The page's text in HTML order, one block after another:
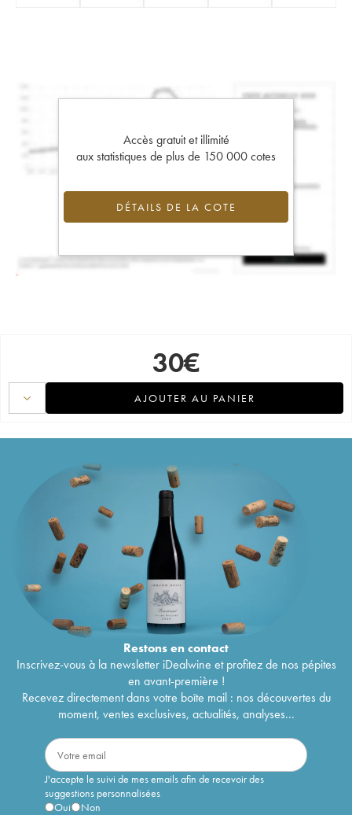
Accès gratuit et illimité
aux statistiques de plus de 150 000 cotes
DÉTAILS DE LA COTE
30€
AJOUTER AU PANIER
Restons encontact
Inscrivez-vous à la newsletter iDealwine et profitez de nos pépites
en avant-première !
Recevez directement dans votre boîte mail : nos découvertes du
moment, ventes exclusives, actualités, analyses...
J'accepte le suivi de mes emails afin de recevoir des
suggestions personnalisées
Oui
Non